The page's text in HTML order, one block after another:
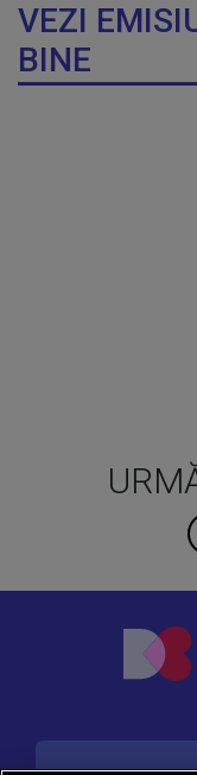
VEZI
BINE